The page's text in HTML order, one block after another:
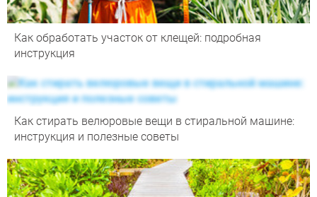
Как обработать участок от клещей: подробная
инструкция
Как стирать велюровые вещи в стиральной машине:
инструкция и полезные советы